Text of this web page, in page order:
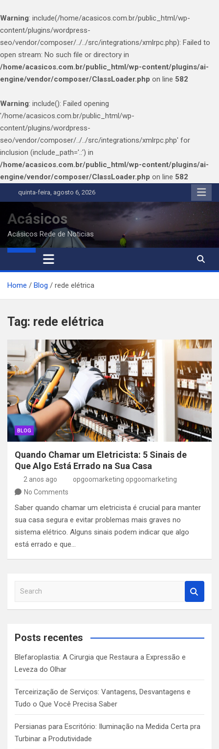
Warning: include(/home/acasicos.com.br/public_html/wp-
content/plugins/wordpress-
seo/vendor/composer/../../src/integrations/xmlrpc.php): Failed to
open stream: No such file or directory in
/home/acasicos.com.br/public_html/wp-content/plugins/ai-
engine/vendor/composer/ClassLoader.php on line 582
Warning: include(): Failed opening
'/home/acasicos.com.br/public_html/wp-
content/plugins/wordpress-
seo/vendor/composer/../../src/integrations/xmlrpc.php' for
inclusion (include_path='.:') in
/home/acasicos.com.br/public_html/wp-content/plugins/ai-
engine/vendor/composer/ClassLoader.php on line 582
to
content
quinta-feira, agosto 6, 2026
Acásicos
Acásicos Rede de Noticias
Home Blog rede elétrica
Tag: rede elétrica
BLOG
Quando Chamar um Eletricista: 5 Sinais de
Que Algo Está Errado na Sua Casa
2 anos ago
opgoomarketing opgoomarketing
No Comments
Saber quando chamar um eletricista é crucial para manter
sua casa segura e evitar problemas mais graves no
sistema elétrico. Alguns sinais podem indicar que algo
está errado e que…
a
c
Posts recentes
Blefaroplastia: A Cirurgia que Restaura a Expressão e
Leveza do Olhar
Terceirização de Serviços: Vantagens, Desvantagens e
Tudo o Que Você Precisa Saber
Persianas para Escritório: Iluminação na Medida Certa pra
Turbinar a Produtividade